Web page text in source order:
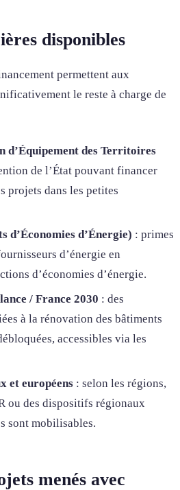
disponibles
permettent aux
le reste à charge de
d’Équipement des Territoires
de l’État pouvant financer
projets dans les petites
d’Économies d’Énergie) : primes
d’énergie en
d’économies d’énergie.
/ France 2030 : des
à la rénovation des bâtiments
accessibles via les
et européens: selon les régions,
ou des dispositifs régionaux
sont mobilisables.
menés avec